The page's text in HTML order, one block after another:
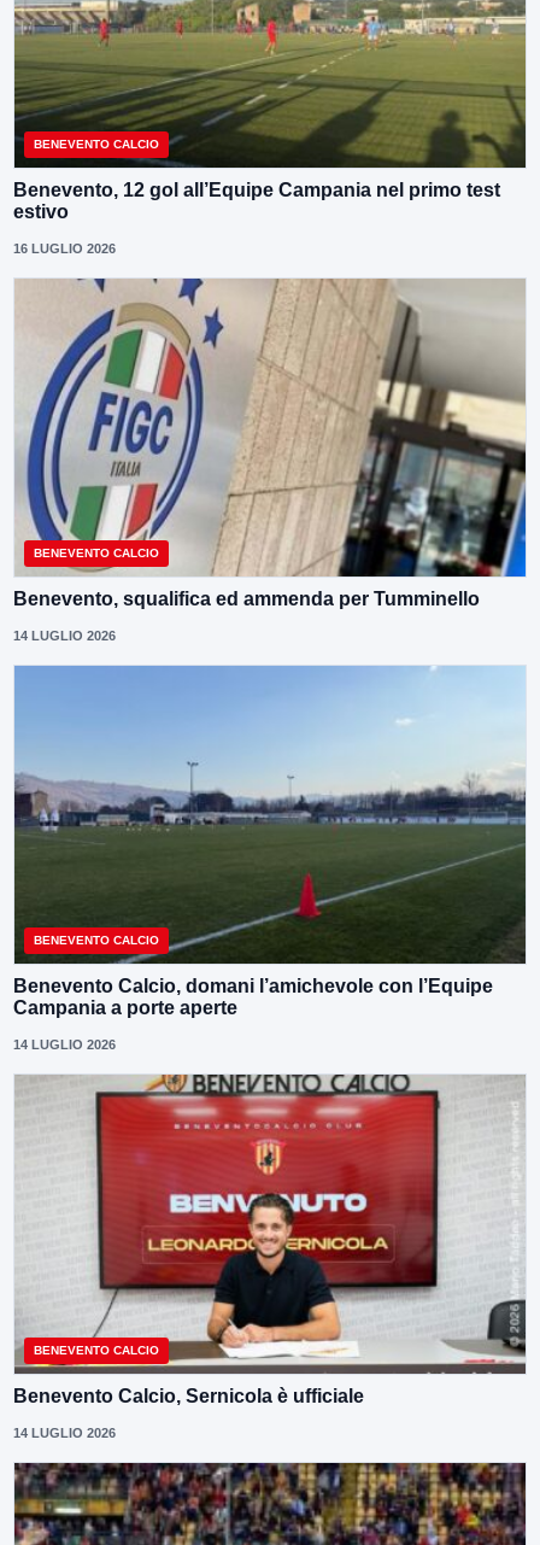
BENEVENTO CALCIO
Benevento, 12 gol all’Equipe Campania nel primo test
estivo
16 LUGLIO 2026
BENEVENTO CALCIO
Benevento, squalifica ed ammenda per Tumminello
14 LUGLIO 2026
BENEVENTO CALCIO
Benevento Calcio, domani l’amichevole con l’Equipe
Campania a porte aperte
14 LUGLIO 2026
BENEVENTO CALCIO
Benevento Calcio, Sernicola è ufficiale
14 LUGLIO 2026